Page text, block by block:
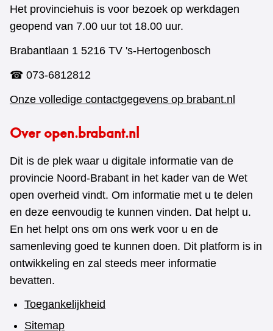
Het provinciehuis is voor bezoek op werkdagen
geopend van 7.00 uur tot 18.00 uur.
Brabantlaan 1 5216 TV 's-Hertogenbosch
☎ 073-6812812
Onze volledige contactgegevens op brabant.nl
Over open.brabant.nl
Dit is de plek waar u digitale informatie van de
provincie Noord-Brabant in het kader van de Wet
open overheid vindt. Om informatie met u te delen
en deze eenvoudig te kunnen vinden. Dat helpt u.
En het helpt ons om ons werk voor u en de
samenleving goed te kunnen doen. Dit platform is in
ontwikkeling en zal steeds meer informatie
bevatten.
Toegankelijkheid
Sitemap